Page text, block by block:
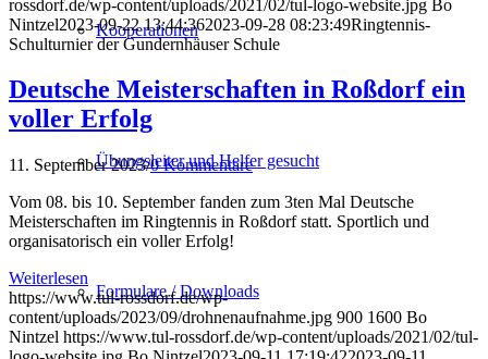
Kooperationen
Übungsleiter und Helfer gesucht
Formulare / Downloads
rossdorf.de/wp-content/uploads/2021/02/tul-logo-website.jpg Bo
Nintzel2023-09-22 13:44:362023-09-28 08:23:49Ringtennis-
Schulturnier der Gundernhäuser Schule
Deutsche Meisterschaften in Roßdorf ein
voller Erfolg
11. September 2023/0 Kommentare
Vom 08. bis 10. September fanden zum 3ten Mal Deutsche
Meisterschaften im Ringtennis in Roßdorf statt. Sportlich und
organisatorisch ein voller Erfolg!
Weiterlesen
https://www.tul-rossdorf.de/wp-
content/uploads/2023/09/drohnenaufnahme.jpg 900 1600 Bo
Nintzel https://www.tul-rossdorf.de/wp-content/uploads/2021/02/tul-